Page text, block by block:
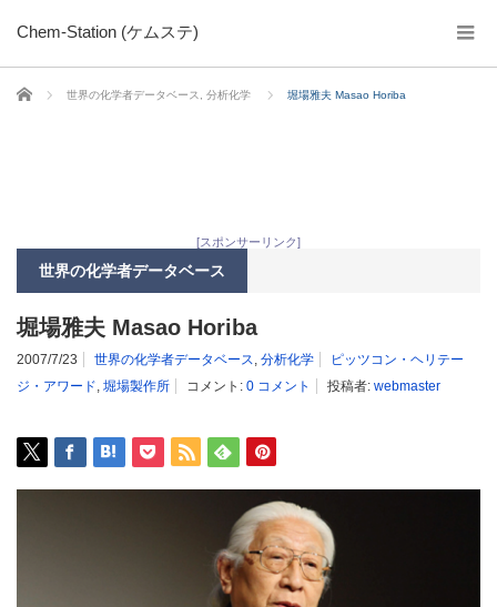
Chem-Station (ケムステ)
ホーム 世界の化学者データベース 分析化学 堀場雅夫 Masao Horiba
[スポンサーリンク]
世界の化学者データベース
堀場雅夫 Masao Horiba
2007/7/23 世界の化学者データベース, 分析化学
ピッツコン・ヘリテー
ジ・アワード, 堀場製作所 コメント: 0 コメント 投稿者: webmaster